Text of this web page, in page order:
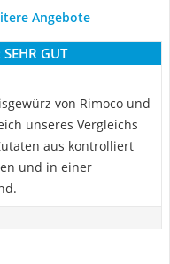
Angebote
SEHR GUT
von Rimoco und
unseres Vergleichs
aus kontrolliert
und in einer